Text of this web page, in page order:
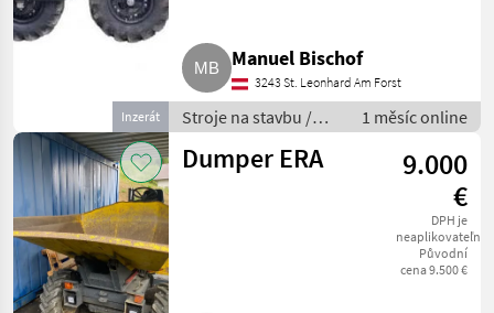
Inzerát
Manuel Bischof
3243 St. Leonhard Am Forst
Stroje na stavbu /
Sklápacie vozidlo
1 měsíc online
Dumper ERA
9.000
€
DPH je
neaplikovateľné
Původní
cena 9.500 €